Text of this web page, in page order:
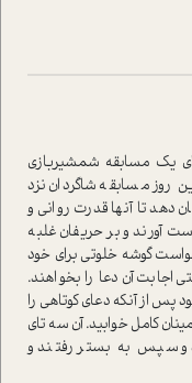
یک مسابقه شمشیربازی
روز مسابقه شاگردان نزد
دهد تا آنها قدرت روانی و
آورند و بر حریفان غلبه
گوشه خلوتی برای خود
اجابت آن دعا را بخواهند.
پس از آنکه دعای کوتاهی را
کامل خوابید. آن سه تای
و سپس به بستر رفتند و